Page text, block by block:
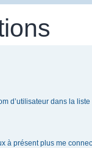
d’utilisateur dans la liste
à présent plus me